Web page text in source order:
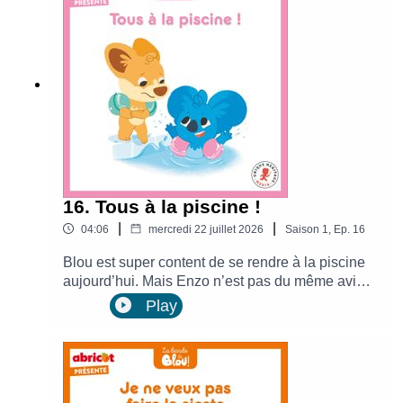
16. Tous à la piscine !
04:06 mercredi 22 juillet 2026 Saison 1, Ep. 16
Blou est super content de se rendre à la piscine
aujourd’hui. Mais Enzo n’est pas du même avis,
il a peur de l’eau... Heureusement, il peut
compter sur le soutien de ses copains pour
un podcast produit par Unique Heritage Media et
Abricot, le magazine des années maternelles.
Retrouve Blou, chaque mois dans le magazine
Play